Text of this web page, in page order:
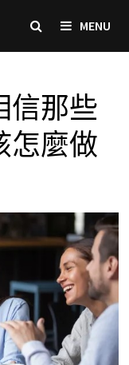
MENU
信那些
怎麼做